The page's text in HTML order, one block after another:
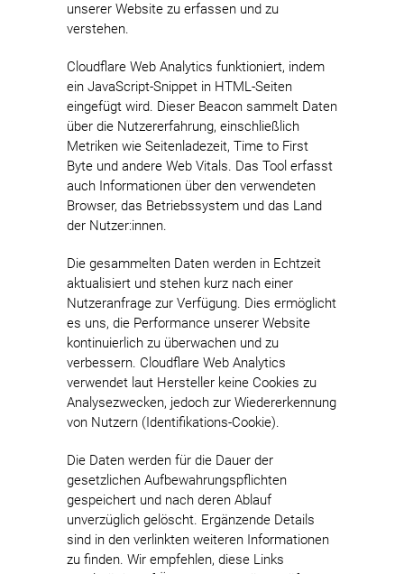
unserer Website zu erfassen und zu
verstehen.
Cloudflare Web Analytics funktioniert, indem
ein JavaScript-Snippet in HTML-Seiten
eingefügt wird. Dieser Beacon sammelt Daten
über die Nutzererfahrung, einschließlich
Metriken wie Seitenladezeit, Time to First
Byte und andere Web Vitals. Das Tool erfasst
auch Informationen über den verwendeten
Browser, das Betriebssystem und das Land
der Nutzer:innen.
Die gesammelten Daten werden in Echtzeit
aktualisiert und stehen kurz nach einer
Nutzeranfrage zur Verfügung. Dies ermöglicht
es uns, die Performance unserer Website
kontinuierlich zu überwachen und zu
verbessern. Cloudflare Web Analytics
verwendet laut Hersteller keine Cookies zu
Analysezwecken, jedoch zur Wiedererkennung
von Nutzern (Identifikations-Cookie).
Die Daten werden für die Dauer der
gesetzlichen Aufbewahrungspflichten
gespeichert und nach deren Ablauf
unverzüglich gelöscht. Ergänzende Details
sind in den verlinkten weiteren Informationen
zu finden. Wir empfehlen, diese Links